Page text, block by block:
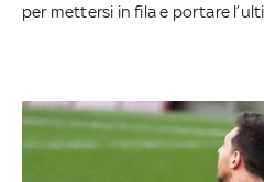
per mettersi in fila e portare